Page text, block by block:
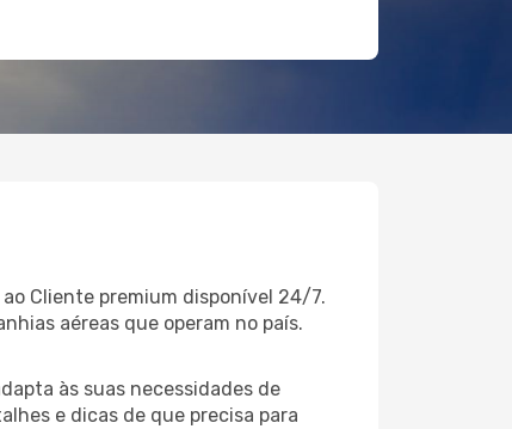
Cliente premium disponível 24/7.
aéreas que operam no país.
às suas necessidades de
e dicas de que precisa para